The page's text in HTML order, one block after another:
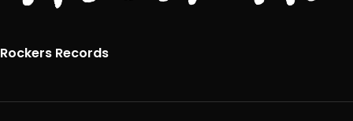
Rockers Records